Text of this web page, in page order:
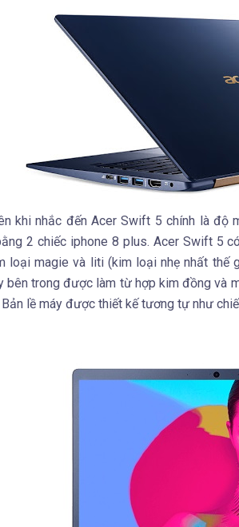
khi nhắc đến Acer Swift 5 chính là độ
2 chiếc iphone 8 plus. Acer Swift 5
loại magie và liti (kim loại nhẹ nhất
bên trong được làm từ hợp kim đồng và
lề máy được thiết kế tương tự như